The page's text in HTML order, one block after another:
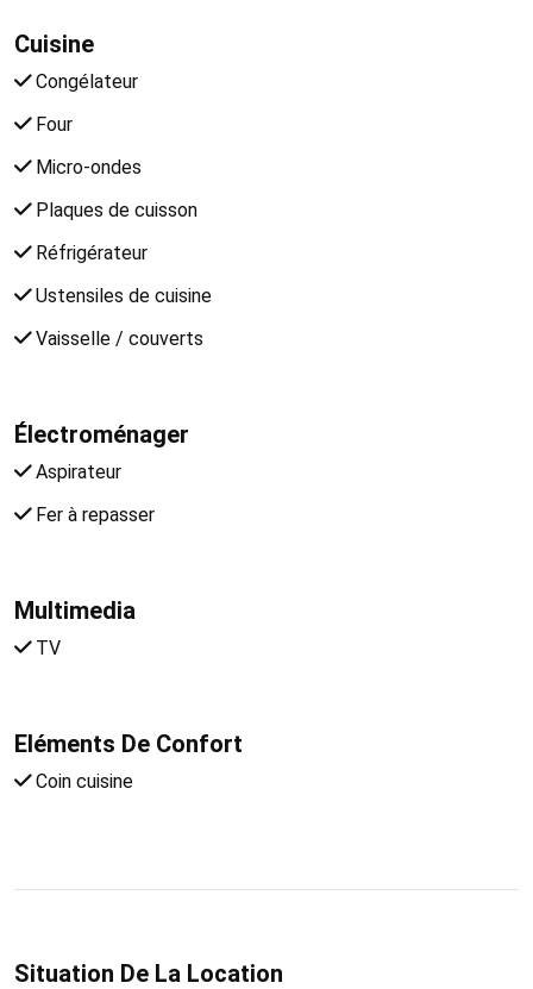
Cuisine
Congélateur
Four
Micro-ondes
Plaques de cuisson
Réfrigérateur
Ustensiles de cuisine
Vaisselle / couverts
Électroménager
Aspirateur
Fer à repasser
Multimedia
TV
Eléments De Confort
Coin cuisine
Situation De La Location